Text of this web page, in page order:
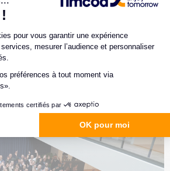
notre parcours d'intégration pour partie
individualisé afin que vous puissiez
notre organisation et notre
accéderez également à notre
en lien avec votre métier.